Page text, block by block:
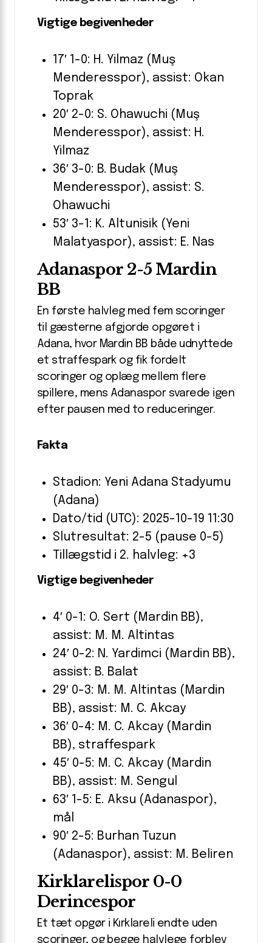
Vigtige begivenheder
17′ 1-0: H. Yilmaz (Muş
Menderesspor), assist: Okan
Toprak
20′ 2-0: S. Ohawuchi (Muş
Menderesspor), assist: H.
Yilmaz
36′ 3-0: B. Budak (Muş
Menderesspor), assist: S.
Ohawuchi
53′ 3-1: K. Altunisik (Yeni
Malatyaspor), assist: E. Nas
Adanaspor 2-5 Mardin
BB
En første halvleg med fem scoringer
til gæsterne afgjorde opgøret i
Adana, hvor Mardin BB både udnyttede
et straffespark og fik fordelt
scoringer og oplæg mellem flere
spillere, mens Adanaspor svarede igen
efter pausen med to reduceringer.
Fakta
Stadion: Yeni Adana Stadyumu
(Adana)
Dato/tid (UTC): 2025-10-19 11:30
Slutresultat: 2-5 (pause 0-5)
Tillægstid i 2. halvleg: +3
Vigtige begivenheder
4′ 0-1: O. Sert (Mardin BB),
assist: M. M. Altintas
24′ 0-2: N. Yardimci (Mardin BB),
assist: B. Balat
29′ 0-3: M. M. Altintas (Mardin
BB), assist: M. C. Akcay
36′ 0-4: M. C. Akcay (Mardin
BB), straffespark
45′ 0-5: M. C. Akcay (Mardin
BB), assist: M. Sengul
63′ 1-5: E. Aksu (Adanaspor),
mål
90′ 2-5: Burhan Tuzun
(Adanaspor), assist: M. Beliren
Kirklarelispor 0-0
Derincespor
Et tæt opgør i Kırklareli endte uden
scoringer, og begge halvlege forblev